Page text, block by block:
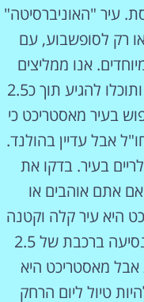
עיר "האוניברסיטה"
רק לסופשבוע, עם
אנו ממליצים
לכם לעלות על רכבת מאמסטרדם ותוכלו להגיע תוך כ2.5
בעיר מאסטריכט כי
אבל עדיין בהולנד.
בעיר. בדקו את
אתם אוהבים או
היא עיר קלה וקטנה
שניתן לטייל בה רגלית בקלות. הנסיעה ברכבת של 2.5
מאסטריכט היא
טיול ליום הרחק